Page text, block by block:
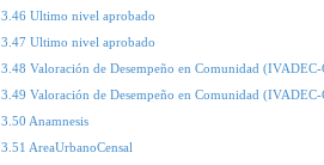
3.46 Ultimo nivel aprobado
3.47 Ultimo nivel aprobado
3.48 Valoración de Desempeño en Comunidad
3.49 Valoración de Desempeño en Comunidad
3.50 Anamnesis
3.51 AreaUrbanoCensal